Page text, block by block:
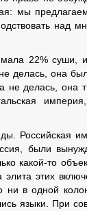
мы
над
22% суши,
делась, она
не делась, она
Российская
были
какой-то
этих
ни в одной
языки. При